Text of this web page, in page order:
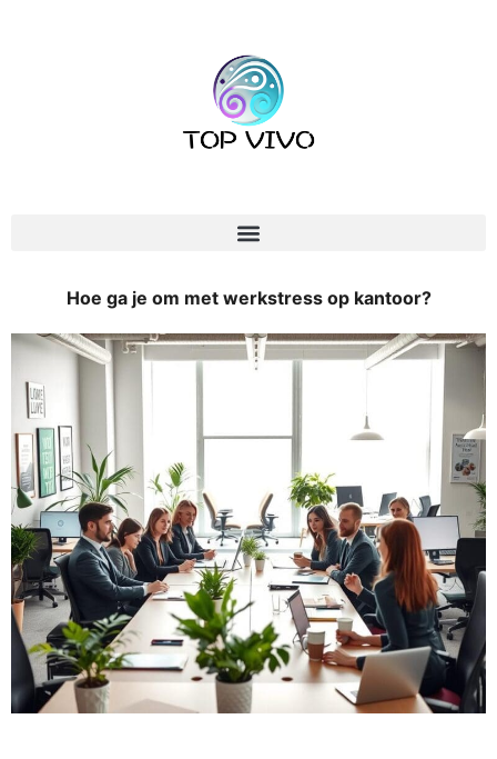
Hoe ga je om met werkstress op kantoor?